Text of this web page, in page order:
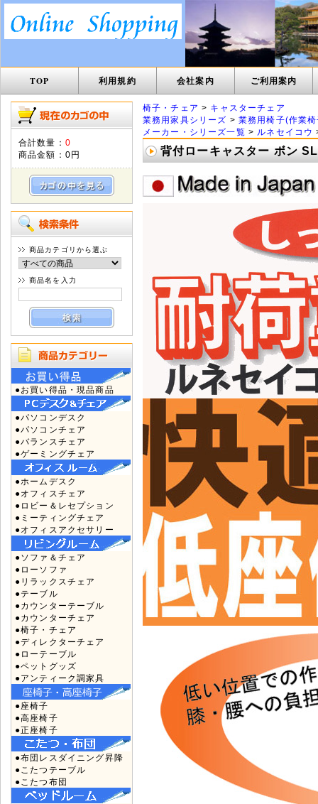
TOP 利用規約 会社案内 ご利用案内
合計数量： 0
商品金額： 0円
商品カテゴリから選ぶ
商品名を入力
●お買い得品・現品商品
●パソコンデスク
●パソコンチェア
●バランスチェア
●ゲーミングチェア
●ホームデスク
●オフィスチェア
●ロビー＆レセプション
●ミーティングチェア
●オフィスアクセサリー
●ソファ＆チェア
●ローソファ
●リラックスチェア
●テーブル
●カウンターテーブル
●カウンターチェア
●椅子・チェア
●ディレクターチェア
●ローテーブル
●ペットグッズ
●アンティーク調家具
●座椅子
●高座椅子
●正座椅子
●布団レスダイニング昇降
●こたつテーブル
●こたつ布団
椅子・チェア > キャスターチェア
業務用家具シリーズ > 業務用椅子(作業
メーカー・シリーズ一覧 > ルネセイコウ
背付ローキャスター ボン